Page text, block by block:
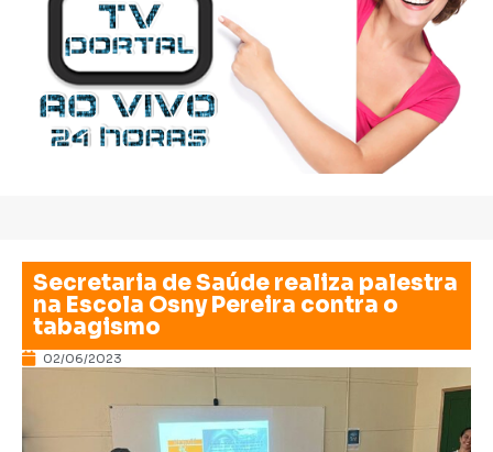
Secretaria de Saúde realiza palestra
na Escola Osny Pereira contra o
tabagismo
02/06/2023